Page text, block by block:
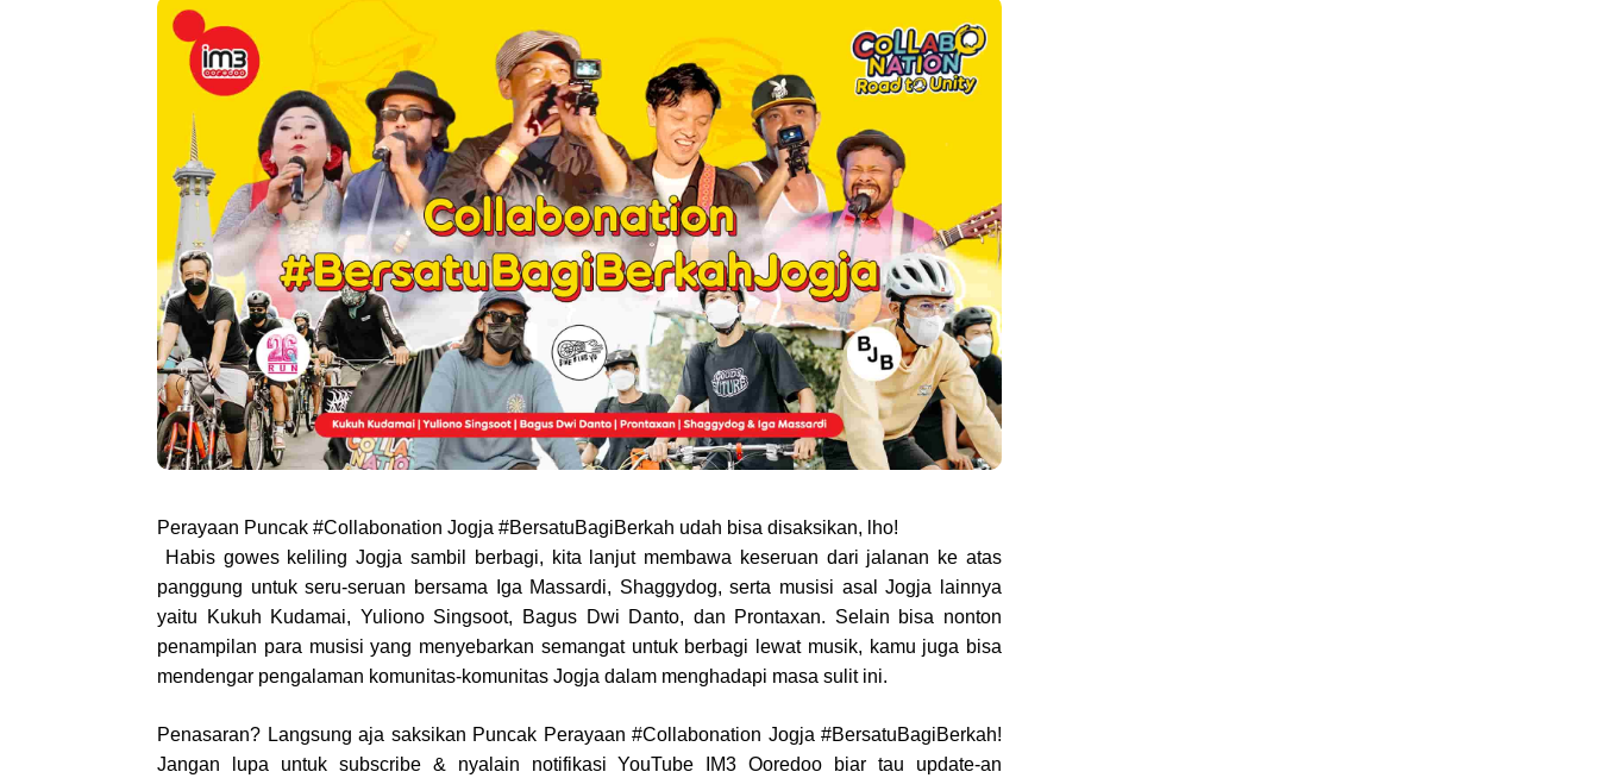
Perayaan Puncak #Collabonation Jogja #BersatuBagiBerkah udah bisa disaksikan, lho!
panggung untuk seru-seruan bersama Iga Massardi, Shaggydog, serta musisi asal Jogja lainnya
yaitu Kukuh Kudamai, Yuliono Singsoot, Bagus Dwi Danto, dan Prontaxan. Selain bisa nonton
penampilan para musisi yang menyebarkan semangat untuk berbagi lewat musik, kamu juga bisa
mendengar pengalaman komunitas-komunitas Jogja dalam menghadapi masa sulit ini.
Penasaran? Langsung aja saksikan Puncak Perayaan #Collabonation Jogja #BersatuBagiBerkah!
Jangan lupa untuk subscribe & nyalain notifikasi YouTube IM3 Ooredoo biar tau update-an